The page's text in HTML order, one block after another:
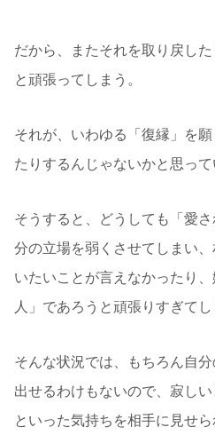
だから、またそれを取り戻し
と頑張ってしまう。
それが、いわゆる「復縁」を
たりするんじゃないかと思って
そうすると、どうしても「愛
分の立場を弱くさせてしまい
いたいことが言えなかったり
人」であろうと頑張りすぎてし
そんな状況では、もちろん自
出せるわけもないので、寂し
といった気持ちを相手に見せら